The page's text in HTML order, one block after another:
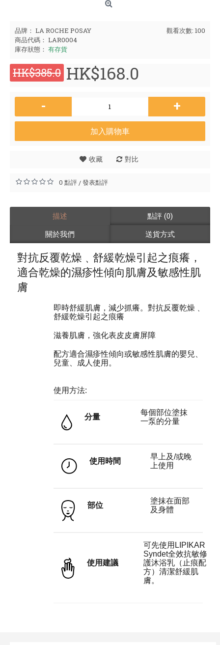
觀看次數: 100
品牌： LA ROCHE POSAY
商品代碼： LAR0004
庫存狀態： 有存貨
HK$385.0 HK$168.0
- +
加入購物車
收藏 對比
0 點評/發表點評
描述
點評 (0)
關於我們
送貨方式
對抗反覆乾燥﹑舒緩乾燥引起之痕癢，
適合乾燥的濕疹性傾向肌膚及敏感性肌
膚
即時舒緩肌膚，減少抓癢。對抗反覆乾燥﹑
舒緩乾燥引起之痕癢
滋養肌膚，強化表皮皮膚屏障
配方適合濕疹性傾向或敏感性肌膚的嬰兒、
兒童、成人使用。
使用方法:
分量
每個部位塗抹
一泵的分量
使用時間
早上及/或晚
上使用
部位
塗抹在面部
及身體
使用建議
可先使用LIPIKAR
Syndet全效抗敏修
護沐浴乳（止痕配
方）清潔舒緩肌
膚。